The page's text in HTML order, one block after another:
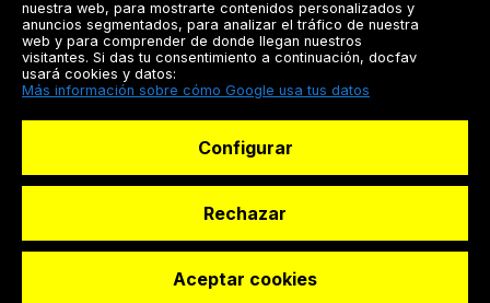
Registrarse
Docfav
© Dashboard Technologies S.L
nuestra web, para mostrarte contenidos personalizados y
anuncios segmentados, para analizar el tráfico de nuestra
web y para comprender de donde llegan nuestros
visitantes. Si das tu consentimiento a continuación, docfav
usará cookies y datos:
Más información sobre cómo Google usa tus datos
Configurar
Rechazar
Aceptar cookies